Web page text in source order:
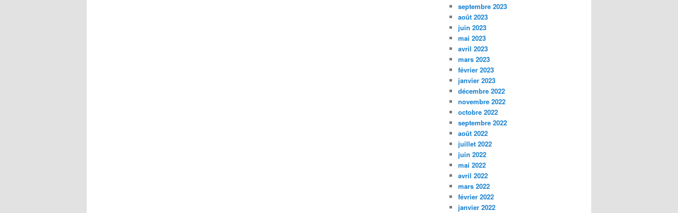
septembre 2023
août 2023
juin 2023
mai 2023
avril 2023
mars 2023
février 2023
janvier 2023
décembre 2022
novembre 2022
octobre 2022
septembre 2022
août 2022
juillet 2022
juin 2022
mai 2022
avril 2022
mars 2022
février 2022
janvier 2022